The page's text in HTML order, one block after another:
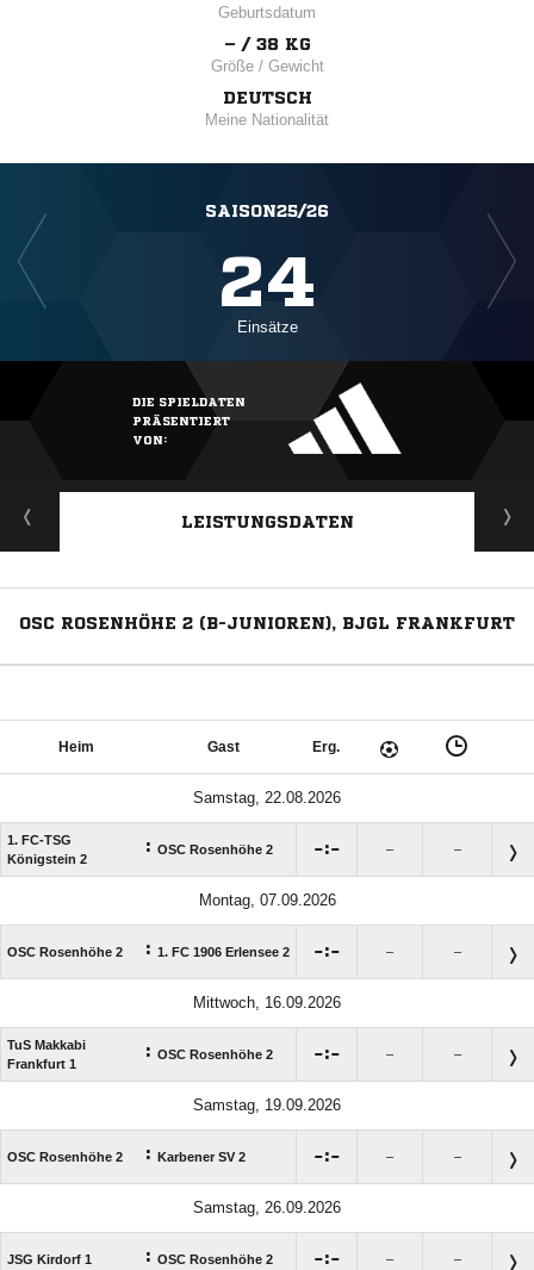
Geburtsdatum
– / 38 KG
Größe / Gewicht
DEUTSCH
Meine Nationalität
SAISON25/26
24
Einsätze
DIE SPIELDATEN
PRÄSENTIERT
VON:
LEISTUNGSDATEN
OSC ROSENHÖHE 2 (B-JUNIOREN), BJGL FRANKFURT
Heim Gast Erg.
Samstag, 22.08.2026
1. FC-TSG
Königstein 2
: OSC Rosenhöhe 2 : – –
Montag, 07.09.2026
OSC Rosenhöhe 2 : 1. FC 1906 Erlensee 2 : – –
Mittwoch, 16.09.2026
TuS Makkabi
Frankfurt 1
: OSC Rosenhöhe 2 : – –
Samstag, 19.09.2026
OSC Rosenhöhe 2 : Karbener SV 2 : – –
Samstag, 26.09.2026
JSG Kirdorf 1 : OSC Rosenhöhe 2 : – –